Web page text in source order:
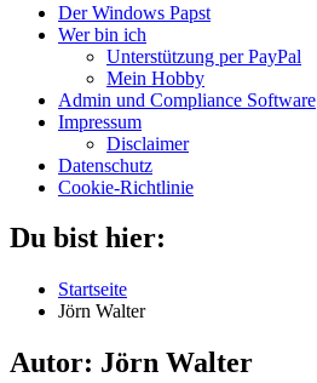
Der Windows Papst
Wer bin ich
Unterstützung per PayPal
Mein Hobby
Admin und Compliance Software
Impressum
Disclaimer
Datenschutz
Cookie-Richtlinie
Du bist hier:
Startseite
Jörn Walter
Autor: Jörn Walter